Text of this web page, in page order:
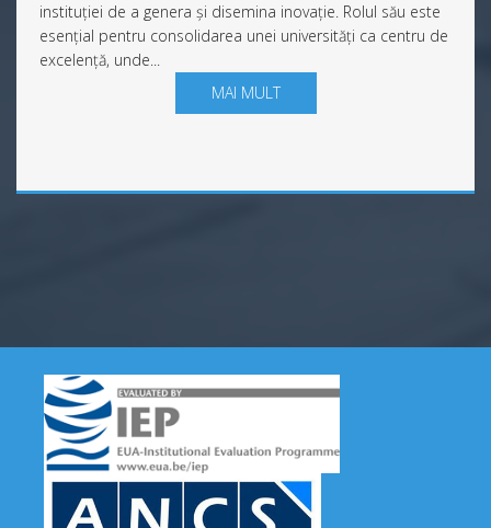
instituției de a genera și disemina inovație. Rolul său este
esențial pentru consolidarea unei universități ca centru de
excelență, unde...
MAI MULT